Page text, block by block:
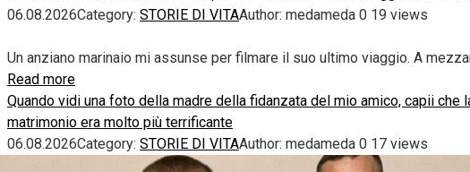
06.08.2026Category: STORIE DI VITAAuthor: medameda 0 19 views
Un anziano marinaio mi assunse per filmare il suo ultimo viaggio. A
Read more
Quando vidi una foto della madre della fidanzata del mio amico, capii
matrimonio era molto più terrificante
06.08.2026Category: STORIE DI VITAAuthor: medameda 0 17 views